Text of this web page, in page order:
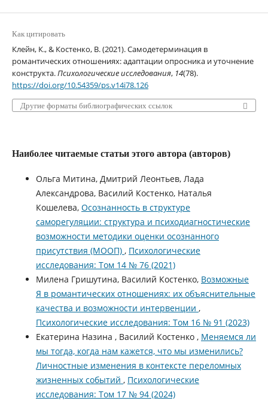
Как цитировать
Клейн, К., & Костенко, В. (2021). Самодетерминация в
романтических отношениях: адаптации опросника и уточнение
конструкта.Психологические исследования, 14(78).
https://doi.org/10.54359/ps.v14i78.126
Другие форматы библиографических ссылок
Наиболее читаемые статьи этого автора (авторов)
Ольга Митина, Дмитрий Леонтьев, Лада
Александрова, Василий Костенко, Наталья
Кошелева, Осознанность в структуре
саморегуляции: структура и психодиагностические
возможности методики оценки осознанного
присутствия (МООП) , Психологические
исследования: Том 14 № 76 (2021)
Милена Гришутина, Василий Костенко, Возможные
Я в романтических отношениях: их объяснительные
качества и возможности интервенции ,
Психологические исследования: Том 16 № 91 (2023)
Екатерина Назина , Василий Костенко , Меняемся ли
мы тогда, когда нам кажется, что мы изменились?
Личностные изменения в контексте переломных
жизненных событий , Психологические
исследования: Том 17 № 94 (2024)